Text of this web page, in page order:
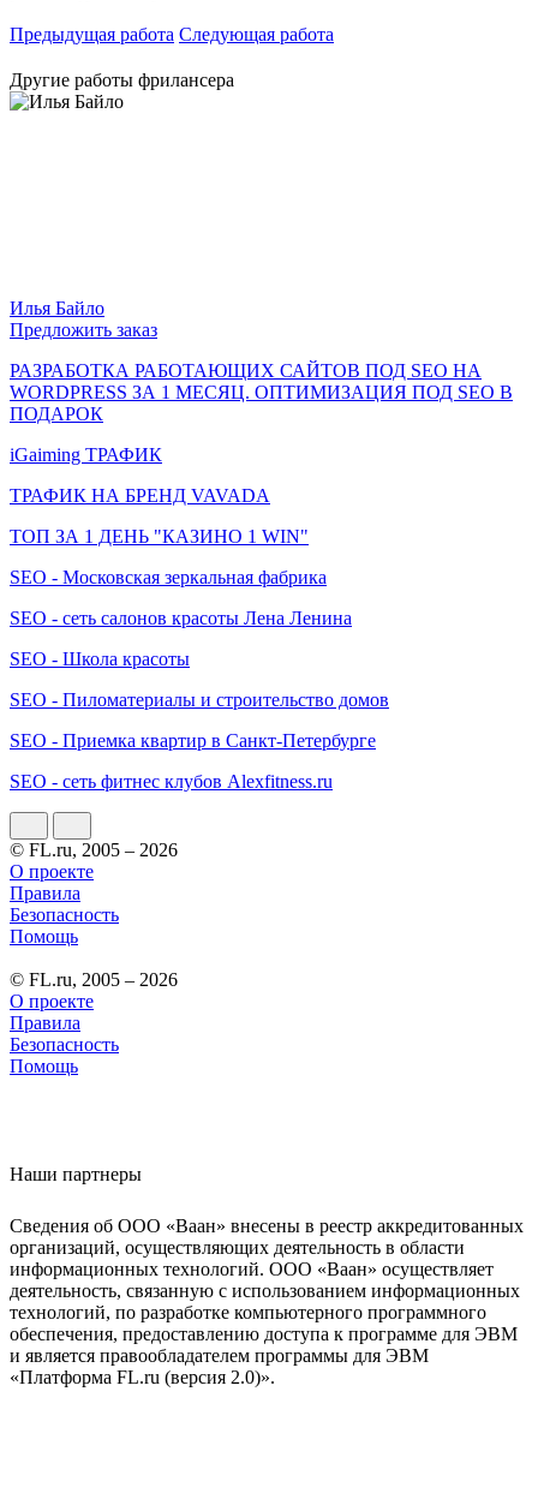
Предыдущая работа Следующая работа
Другие работы фрилансера
Илья Байло
Предложить заказ
РАЗРАБОТКА РАБОТАЮЩИХ САЙТОВ ПОД SEO НА
WORDPRESS ЗА 1 МЕСЯЦ. ОПТИМИЗАЦИЯ ПОД SEO В
ПОДАРОК
iGaiming ТРАФИК
ТРАФИК НА БРЕНД VAVADA
ТОП ЗА 1 ДЕНЬ "КАЗИНО 1 WIN"
SEO - Московская зеркальная фабрика
SEO - сеть салонов красоты Лена Ленина
SEO - Школа красоты
SEO - Пиломатериалы и строительство домов
SEO - Приемка квартир в Санкт-Петербурге
SEO - сеть фитнес клубов Alexfitness.ru
© FL.ru, 2005 – 2026
О проекте
Правила
Безопасность
Помощь
© FL.ru, 2005 – 2026
О проекте
Правила
Безопасность
Помощь
Наши партнеры
Сведения об ООО «Ваан» внесены в реестр аккредитованных
организаций, осуществляющих деятельность в области
информационных технологий. ООО «Ваан» осуществляет
деятельность, связанную с использованием информационных
технологий, по разработке компьютерного программного
обеспечения, предоставлению доступа к программе для ЭВМ
и является правообладателем программы для ЭВМ
«Платформа FL.ru (версия 2.0)».